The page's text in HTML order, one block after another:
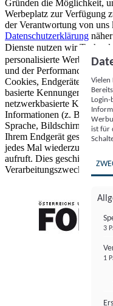
Gründen die Möglichkeit,
Werbeplatz zur Verfügung
der Verantwortung von uns
Datenschutzerklärung
Dienste nutzen wir
personalisierte Werbung
und der Performance von
Cookies, Endgeräte- oder
basierte Kennungen,
netzwerkbasierte
Informationen (z. B.
Sprache, Bildschirmgröße,
Ihrem Endgerät
jedes Mal
aufruft. Dies geschieht für
Verarbeitungszwecke.
Vielen
Login-
ist für
3
1
FONDS